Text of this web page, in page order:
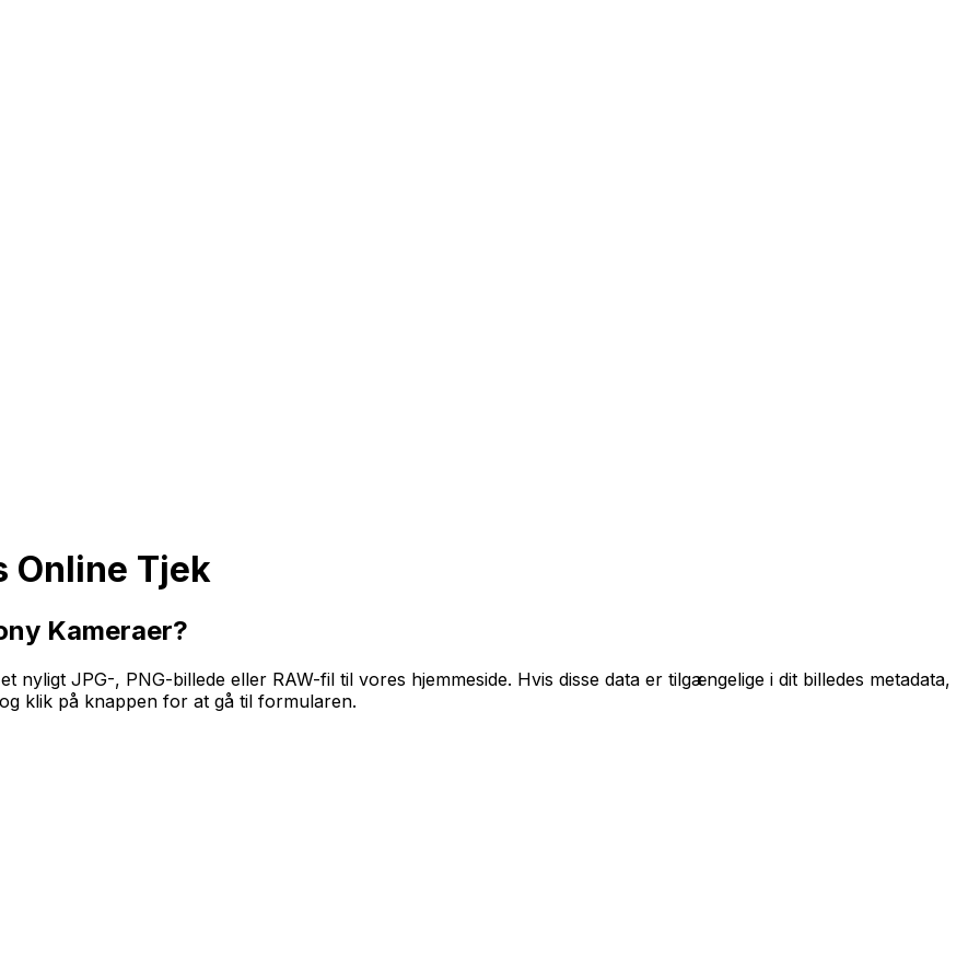
Online Tjek
Kameraer?
JPG-, PNG-billede eller RAW-fil til vores hjemmeside. Hvis disse data er tilgængelige i dit billedes metadata,
klik på knappen for at gå til formularen.